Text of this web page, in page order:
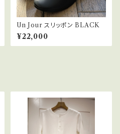
Un Jour スリッポン BLACK
¥22,000